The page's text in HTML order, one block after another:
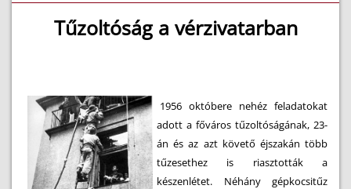
Tűzoltóság a vérzivatarban
1956 októbere nehéz feladatokat
adott a főváros tűzoltóságának, 23-
án és az azt követő éjszakán több
tűzesethez is riasztották a
készenlétet. Néhány gépkocsitűz